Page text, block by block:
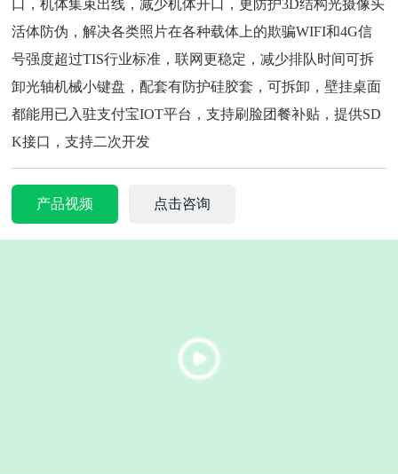
口，机体集束出线，减少机体开口，更防护3D结构光摄像头
活体防伪，解决各类照片在各种载体上的欺骗WIFI和4G信
号强度超过TIS行业标准，联网更稳定，减少排队时间可拆
卸光轴机械小键盘，配套有防护硅胶套，可拆卸，壁挂桌面
都能用已入驻支付宝IOT平台，支持刷脸团餐补贴，提供SD
K接口，支持二次开发
产品视频 点击咨询